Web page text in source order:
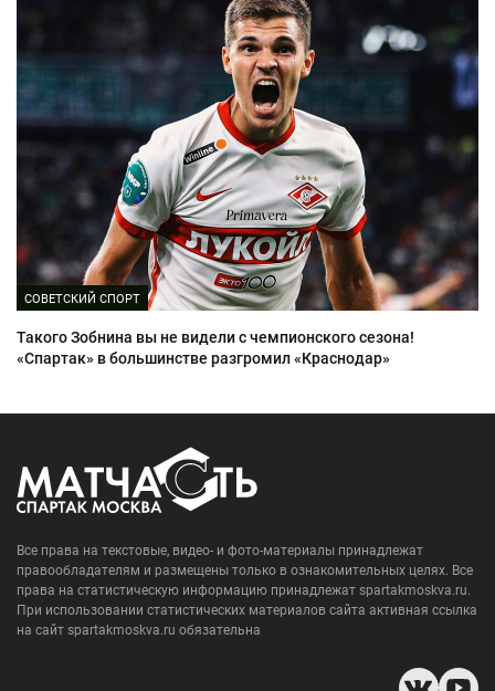
СОВЕТСКИЙ СПОРТ
Такого Зобнина вы не видели с чемпионского сезона!
«Спартак» в большинстве разгромил «Краснодар»
Все права на текстовые, видео- и фото-материалы принадлежат
правообладателям и размещены только в ознакомительных целях. Все
права на статистическую информацию принадлежат spartakmoskva.ru.
При использовании статистических материалов сайта активная ссылка
на сайт spartakmoskva.ru обязательна